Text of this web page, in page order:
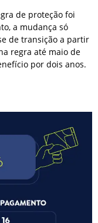
de proteção foi
a mudança só
de transição a partir
regra até maio de
por dois anos.